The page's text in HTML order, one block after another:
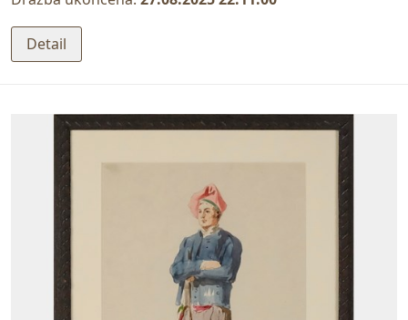
Detail